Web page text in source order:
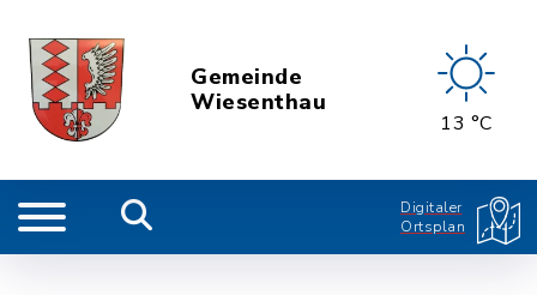
Gemeinde
Wiesenthau
13 °C
Digitaler
Ortsplan